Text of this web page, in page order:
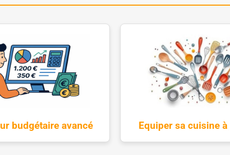
budgétaire avancé Equiper sa cuisine